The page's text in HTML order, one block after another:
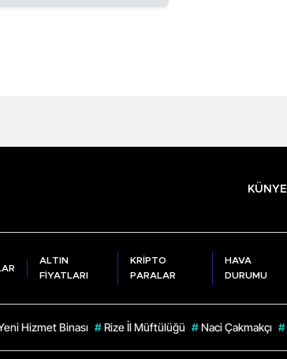
KÜNYE
ALTIN
FİYATLARI
KRİPTO
PARALAR
HAVA
DURUMU
Hizmet Binası # Rize İl Müftülüğü # Naci Çakmakçı #